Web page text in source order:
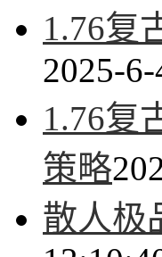
1.76复
2025-
1.76复
策略
散人极